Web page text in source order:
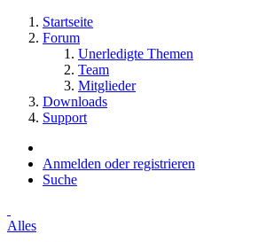
Startseite
Forum
Unerledigte Themen
Team
Mitglieder
Downloads
Support
Anmelden oder registrieren
Suche
Alles